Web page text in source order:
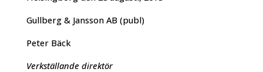
Gullberg & Jansson AB (publ)
Peter Bäck
Verkställande direktör